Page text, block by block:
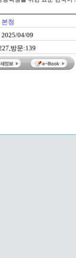
본청
04/09
방문:139